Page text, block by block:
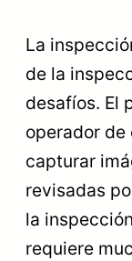
La
de la
desafíos. El
operador de
capturar
revisadas
la
requiere